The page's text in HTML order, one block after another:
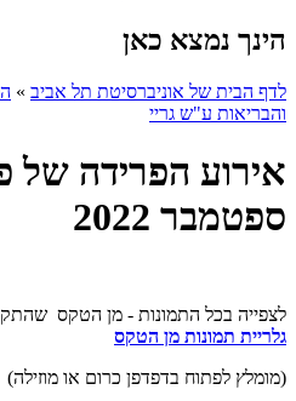
הינך נמצא כאן
לדף הבית של אוניברסיטת תל אביב »
והבריאות ע"ש גריי
אירוע הפרידה של
ספטמבר 2022
לצפייה בכל התמונות - מן הטקס שהתקיים
גלריית תמונות מן הטקס
(מומלץ לפתוח בדפדפן כרום או מוזילה)